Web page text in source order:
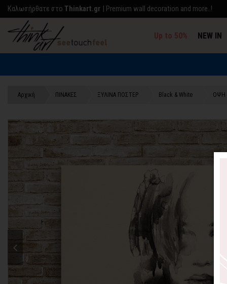
Kαλωσήρθατε στο Thinkart.gr | Premium wall decoration and more..!
Up to 50% NEW IN
Αρχική ΠΙΝΑΚΕΣ ΞΥΛΙΝΑ ΠΟΣΤΕΡ Black & White ΟΨΗ